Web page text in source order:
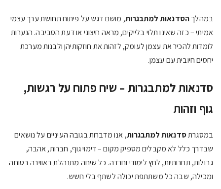
במהלךהסדנאות למתבגרות, מושם דגש על פיתוח תחושת ערך עצמי
אמיתי – כזה שאינו תלוי בלייקים, מראה חיצוני או דעת הסביבה. הנערות
לומדות להכיר את עצמן לעומק, לזהות את חוזקותיהן ולבנות מערכת
יחסים חיובית עם עצמן.
סדנאות למתבגרות – שיח פתוח על רגשות,
גוף וזהות
במסגרתסדנאות למתבגרות, אנו מדברות בגובה העיניים על נושאים
שבדרך כלל לא מקבלים מספיק מקום – דימוי גוף, חברות, אהבה,
גבולות, תחרותיות, לחץ לימודי וחרדה. כל שיחה מתנהלת באווירה בטוחה
ומכילה, שבה כל משתתפת יכולה לשתף בלי חשש.